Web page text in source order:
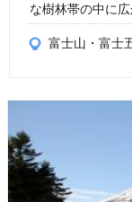
な樹林帯の中に
富士山・富士